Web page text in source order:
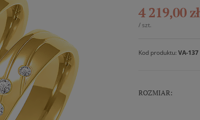
4 219,00 zł
/ szt.
Kod produktu: VA-137
ROZMIAR: